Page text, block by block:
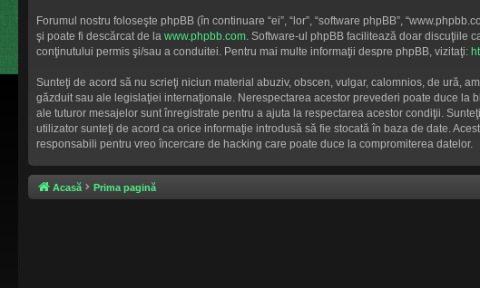
Forumul nostru foloseşte phpBB (în continuare “ei”, “lor”, “software phpBB”,
şi poate fi descărcat de la www.phpbb.com . Software-ul phpBB facilitează doar discuţiile
conţinutului permis şi/sau a conduitei. Pentru mai multe informaţii despre phpBB, vizitaţi:
Sunteţi de acord să nu scrieţi niciun material abuziv, obscen, vulgar, calomnios, de ură,
găzduit sau ale legislaţiei internaţionale. Nerespectarea acestor prevederi poate duce
ale tuturor mesajelor sunt înregistrate pentru a ajuta la respectarea acestor condiţii.
utilizator sunteţi de acord ca orice informaţie introdusă să fie stocată în baza de date.
responsabili pentru vreo încercare de hacking care poate duce la compromiterea datelor.
Acasă Prima pagină